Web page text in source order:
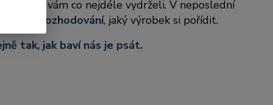
aby vám co nejdéle vydrželi. V neposlední
při rozhodování, jaký výrobek si pořídit.
tak, jak baví nás je psát.